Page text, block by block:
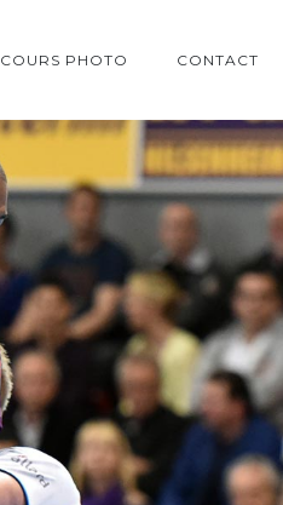
COURS PHOTO CONTACT